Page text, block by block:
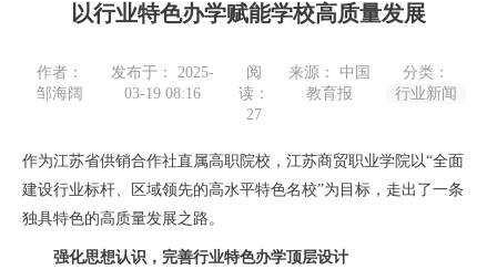
以行业特色办学赋能学校高质量发展
作者：
邹海阔
发布于： 2025-
03-19 08:16
阅
读：
27
来源： 中国
教育报
分类：
行业新闻
作为江苏省供销合作社直属高职院校，江苏商贸职业学院以“全面
建设行业标杆、区域领先的高水平特色名校”为目标，走出了一条
独具特色的高质量发展之路。
强化思想认识，完善行业特色办学顶层设计